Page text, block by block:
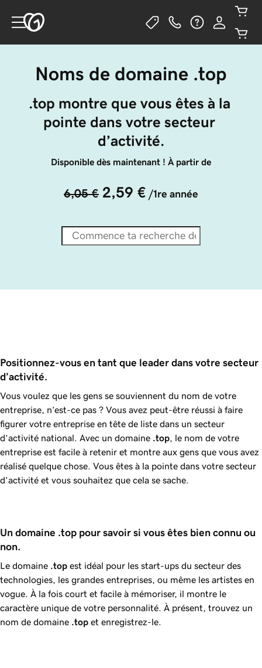
Noms de domaine .top
.top montre que vous êtes à la
pointe dans votre secteur
d’activité.
Disponible dès maintenant ! À partir de
6,05 € 2,59 € /1re année
Positionnez-vous en tant que leader dans votre secteur
d’activité.
Vous voulez que les gens se souviennent du nom de votre
entreprise, n’est-ce pas ? Vous avez peut-être réussi à faire
figurer votre entreprise en tête de liste dans un secteur
d’activité national. Avec un domaine .top , le nom de votre
entreprise est facile à retenir et montre aux gens que vous avez
réalisé quelque chose. Vous êtes à la pointe dans votre secteur
d’activité et vous souhaitez que cela se sache.
Un domaine .top pour savoir si vous êtes bien connu ou
non.
Le domaine .top est idéal pour les start-ups du secteur des
technologies, les grandes entreprises, ou même les artistes en
vogue. À la fois court et facile à mémoriser, il montre le
caractère unique de votre personnalité. À présent, trouvez un
nom de domaine .top et enregistrez-le.